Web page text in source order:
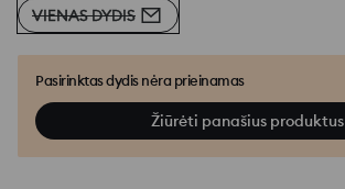
VIENAS DYDIS
Pasirinktas dydis nėra prieinamas
Žiūrėti panašius produktus